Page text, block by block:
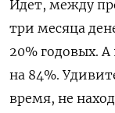
Идет, между
три месяца
20% годовых. А
на 84%.
время, не